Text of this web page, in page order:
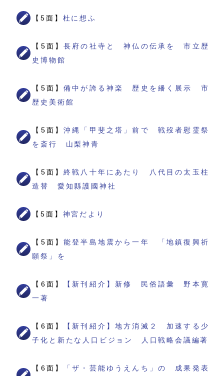
【5面】 杜に想ふ
【5面】長府の社寺と 神仏の伝承を 市立歴
史博物館
【5面】備中が誇る神楽 歴史を繙く展示 市
歴史美術館
【5面】沖縄「甲斐之塔」前で 戦歿者慰霊祭
を斎行 山梨神青
【5面】終戦八十年にあたり 八代目の太玉柱
造替 愛知縣護國神社
【5面】 神宮だより
【5面】能登半島地震から一年 「地鎮復興祈
願祭」を
【6面】
【新刊紹介】新修 民俗語彙 野本寛
一著
【6面】
【新刊紹介】地方消滅２ 加速する少
子化と新たな人口ビジョン 人口戦略会議編著
【6面】 「ザ・芸能ゆうえんち」の 成果発表